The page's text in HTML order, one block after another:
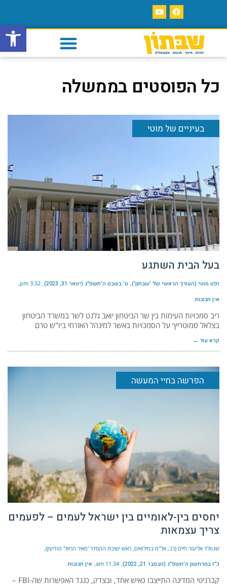
פתח
כל הפוסטים בממשלה
בעיניים של מוטי
בעל הבית השתגע
זפט מוטי (העורך הראשי של 'שבתון') ט׳ בשבט ה׳תשפ״ג (ינואר 31, 2023) 3:32 pm
אין תגובות
ריב סמכויות העימות בין שר הביטחון יואב גלנט לשר במשרד הביטחון
בצלאל סמוטריץ׳ על הסמכויות באשר למינהל האזרחי ביו"ש טרם
קרא עוד ←
הפרשה בחיי המעשה
יחסים בין-לאומיים בין ישראל לעמים – לפעמים
צריך עצמאות
שנוולד אליעזר חיים (רב, אל"מ במילואים, ראש ישיבת ההסדר 'מאיר הראל' מודיעין)
כ״ז במרחשון ה׳תשפ״ג (נובמבר 21, 2022) 11:34 am אין תגובות
קברניטי המדינה התייצבו כאיש אחד, ובצדק, כנגד האפשרות שה-FBI –